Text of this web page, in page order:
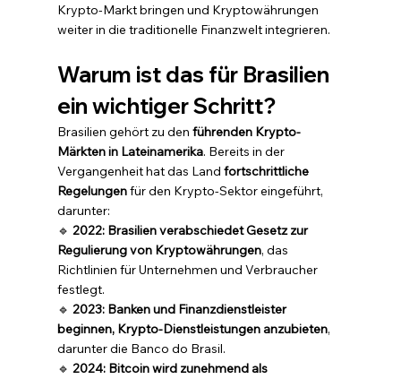
Krypto-Markt bringen und Kryptowährungen
weiter in die traditionelle Finanzwelt integrieren.
Warum ist das für Brasilien
ein wichtiger Schritt?
Brasilien gehört zu den führenden Krypto-
Märkten in Lateinamerika. Bereits in der
Vergangenheit hat das Land fortschrittliche
Regelungen für den Krypto-Sektor eingeführt,
darunter:
🔹 2022: Brasilien verabschiedet Gesetz zur
Regulierung von Kryptowährungen, das
Richtlinien für Unternehmen und Verbraucher
festlegt.
🔹 2023: Banken und Finanzdienstleister
beginnen, Krypto-Dienstleistungen anzubieten,
darunter die Banco do Brasil.
🔹 2024: Bitcoin wird zunehmend als